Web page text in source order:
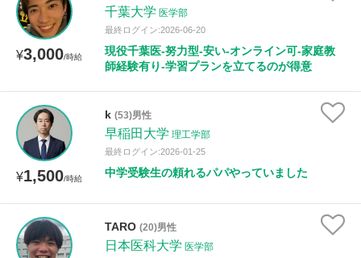
¥3,000/時給
千葉大学 医学部
最終ログイン:2026-06-20
現役千葉医-努力型-安い-オンライン可-家庭教
師経験有り-学習プランを立てるのが得意
¥1,500/時給
k (53)男性
早稲田大学 理工学部
最終ログイン:2026-01-25
中学受験生の頼れるパパやっていました
TARO (20)男性
日本医科大学 医学部
時給：¥1,000 ～ ¥10,000
月曜日 火曜日 水曜日
土曜日 日曜日